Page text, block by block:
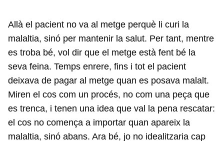
Allà el pacient no va al metge perquè li curi la
malaltia, sinó per mantenir la salut. Per tant, mentre
es troba bé, vol dir que el metge està fent bé la
seva feina. Temps enrere, fins i tot el pacient
deixava de pagar al metge quan es posava malalt.
Miren el cos com un procés, no com una peça que
es trenca, i tenen una idea que val la pena rescatar:
el cos no comença a importar quan apareix la
malaltia, sinó abans. Ara bé, jo no idealitzaria cap